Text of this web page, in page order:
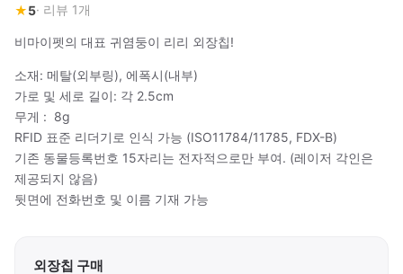
★5· 리뷰 1개
비마이펫의 대표 귀염둥이 리리 외장칩!
소재: 메탈(외부링), 에폭시(내부)
가로 및 세로 길이: 각 2.5cm
무게 : 8g
RFID 표준 리더기로 인식 가능 (ISO11784/11785, FDX-B)
기존 동물등록번호 15자리는 전자적으로만 부여. (레이저 각인은
제공되지 않음)
뒷면에 전화번호 및 이름 기재 가능
외장칩 구매